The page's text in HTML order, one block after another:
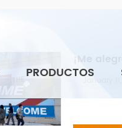
PRODUCTOS
¡Me
January